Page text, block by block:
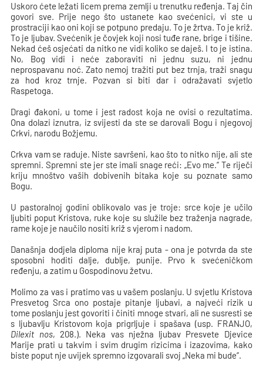
Uskoro ćete ležati licem prema zemlji u trenutku ređenja. Taj čin
govori sve. Prije nego što ustanete kao svećenici, vi ste u
prostraciji kao oni koji se potpuno predaju. To je žrtva. To je križ.
To je ljubav. Svećenik je čovjek koji nosi tuđe rane, brige i tišine.
Nekad ćeš osjećati da nitko ne vidi koliko se daješ. I to je istina.
No, Bog vidi i neće zaboraviti ni jednu suzu, ni jednu
neprospavanu noć. Zato nemoj tražiti put bez trnja, traži snagu
za hod kroz trnje. Pozvan si biti dar i odražavati svjetlo
Raspetoga.
Dragi đakoni, u tome i jest radost koja ne ovisi o rezultatima.
Ona dolazi iznutra, iz svijesti da ste se darovali Bogu i njegovoj
Crkvi, narodu Božjemu.
Crkva vam se raduje. Niste savršeni, kao što to nitko nije, ali ste
spremni. Spremni ste jer ste imali snage reći: „Evo me.“ Te riječi
kriju mnoštvo vaših dobivenih bitaka koje su poznate samo
Bogu.
U pastoralnoj godini oblikovalo vas je troje: srce koje je učilo
ljubiti poput Kristova, ruke koje su služile bez traženja nagrade,
rame koje je naučilo nositi križ s vjerom i nadom.
Današnja dodjela diploma nije kraj puta - ona je potvrda da ste
sposobni hoditi dalje, dublje, punije. Prvo k svećeničkom
ređenju, a zatim u Gospodinovu žetvu.
Molimo za vas i pratimo vas u vašem poslanju. U svjetlu Kristova
Presvetog Srca ono postaje pitanje ljubavi, a najveći rizik u
tome poslanju jest govoriti i činiti mnoge stvari, ali ne susresti se
s ljubavlju Kristovom koja prigrljuje i spašava (usp. FRANJO,
Dilexit nos, 208.). Neka vas nježna ljubav Presvete Djevice
Marije prati u takvim i svim drugim rizicima i izazovima, kako
biste poput nje uvijek spremno izgovarali svoj „Neka mi bude“.